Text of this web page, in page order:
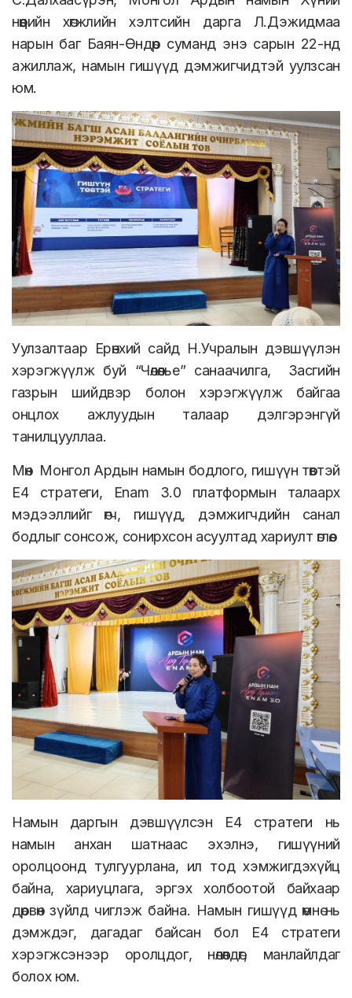
нөөцийн хөгжлийн хэлтсийн дарга Л.Дэжидмаа
нарын баг Баян-Өндөр суманд энэ сарын 22-нд
ажиллаж, намын гишүүд дэмжигчидтэй уулзсан
юм.
Уулзалтаар Ерөнхий сайд Н.Учралын дэвшүүлэн
хэрэгжүүлж буй “Чөлөөлье” санаачилга, Засгийн
газрын шийдвэр болон хэрэгжүүлж байгаа
онцлох ажлуудын талаар дэлгэрэнгүй
танилцууллаа.
Мөн Монгол Ардын намын бодлого, гишүүн төвтэй
E4 стратеги, Enam 3.0 платформын талаарх
мэдээллийг өгч, гишүүд, дэмжигчдийн санал
бодлыг сонсож, сонирхсон асуултад хариулт өглөө.
Намын даргын дэвшүүлсэн Е4 стратеги нь
намын анхан шатнаас эхэлнэ, гишүүний
оролцоонд тулгуурлана, ил тод хэмжигдэхүйц
байна, хариуцлага, эргэх холбоотой байхаар
дөрвөн зүйлд чиглэж байна. Намын гишүүд өмнө нь
дэмждэг, дагадаг байсан бол Е4 стратеги
хэрэгжсэнээр оролцдог, нөлөөлдөг, манлайлдаг
болох юм.